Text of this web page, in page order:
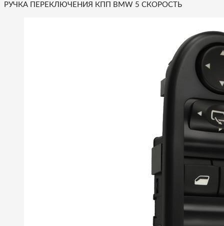
РУЧКА ПЕРЕКЛЮЧЕНИЯ КПП BMW 5 СКОРОСТЬ